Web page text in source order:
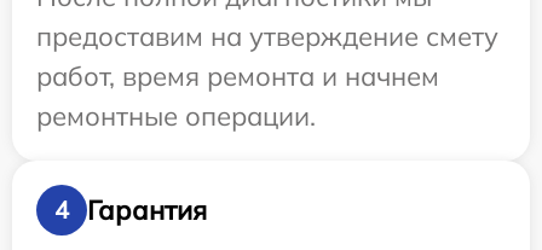
предоставим на утверждение смету
работ, время ремонта и начнем
ремонтные операции.
4
Гарантия